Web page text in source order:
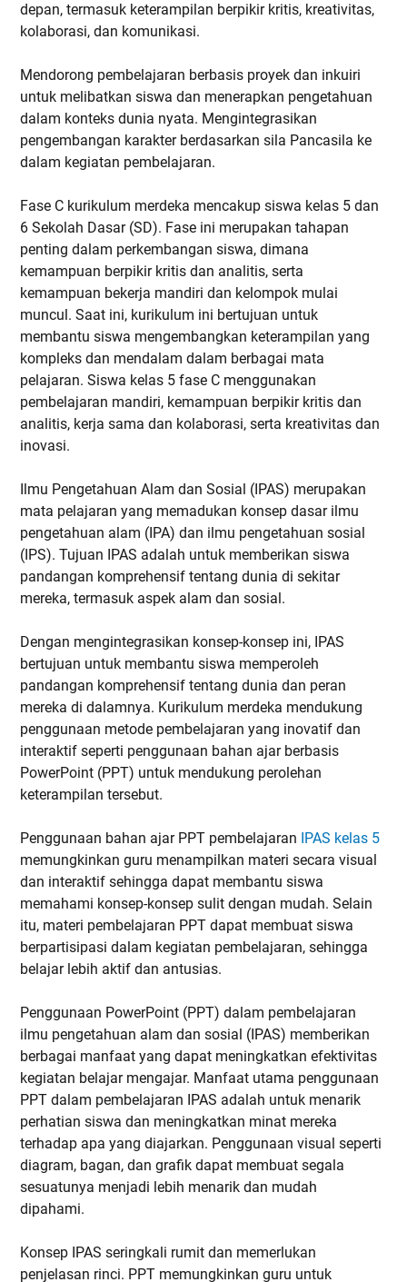
depan, termasuk keterampilan berpikir kritis, kreativitas,
kolaborasi, dan komunikasi.
Mendorong pembelajaran berbasis proyek dan inkuiri
untuk melibatkan siswa dan menerapkan pengetahuan
dalam konteks dunia nyata. Mengintegrasikan
pengembangan karakter berdasarkan sila Pancasila ke
dalam kegiatan pembelajaran.
Fase C kurikulum merdeka mencakup siswa kelas 5 dan
6 Sekolah Dasar (SD). Fase ini merupakan tahapan
penting dalam perkembangan siswa, dimana
kemampuan berpikir kritis dan analitis, serta
kemampuan bekerja mandiri dan kelompok mulai
muncul. Saat ini, kurikulum ini bertujuan untuk
membantu siswa mengembangkan keterampilan yang
kompleks dan mendalam dalam berbagai mata
pelajaran. Siswa kelas 5 fase C menggunakan
pembelajaran mandiri, kemampuan berpikir kritis dan
analitis, kerja sama dan kolaborasi, serta kreativitas dan
inovasi.
Ilmu Pengetahuan Alam dan Sosial (IPAS) merupakan
mata pelajaran yang memadukan konsep dasar ilmu
pengetahuan alam (IPA) dan ilmu pengetahuan sosial
(IPS). Tujuan IPAS adalah untuk memberikan siswa
pandangan komprehensif tentang dunia di sekitar
mereka, termasuk aspek alam dan sosial.
Dengan mengintegrasikan konsep-konsep ini, IPAS
bertujuan untuk membantu siswa memperoleh
pandangan komprehensif tentang dunia dan peran
mereka di dalamnya. Kurikulum merdeka mendukung
penggunaan metode pembelajaran yang inovatif dan
interaktif seperti penggunaan bahan ajar berbasis
PowerPoint (PPT) untuk mendukung perolehan
keterampilan tersebut.
Penggunaan bahan ajar PPT pembelajaran IPAS kelas 5
memungkinkan guru menampilkan materi secara visual
dan interaktif sehingga dapat membantu siswa
memahami konsep-konsep sulit dengan mudah. Selain
itu, materi pembelajaran PPT dapat membuat siswa
berpartisipasi dalam kegiatan pembelajaran, sehingga
belajar lebih aktif dan antusias.
Penggunaan PowerPoint (PPT) dalam pembelajaran
ilmu pengetahuan alam dan sosial (IPAS) memberikan
berbagai manfaat yang dapat meningkatkan efektivitas
kegiatan belajar mengajar. Manfaat utama penggunaan
PPT dalam pembelajaran IPAS adalah untuk menarik
perhatian siswa dan meningkatkan minat mereka
terhadap apa yang diajarkan. Penggunaan visual seperti
diagram, bagan, dan grafik dapat membuat segala
sesuatunya menjadi lebih menarik dan mudah
dipahami.
Konsep IPAS seringkali rumit dan memerlukan
penjelasan rinci. PPT memungkinkan guru untuk